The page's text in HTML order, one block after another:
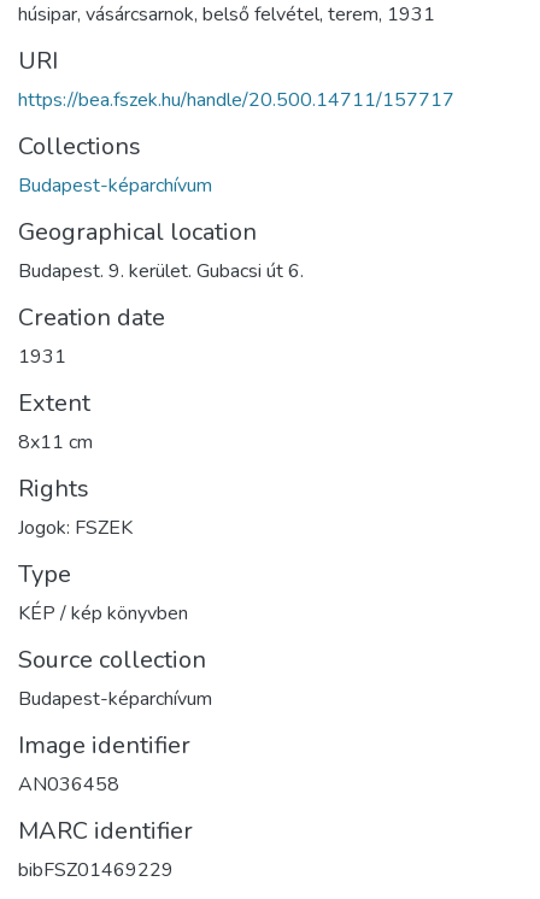
húsipar, vásárcsarnok, belső felvétel, terem, 1931
URI
https://bea.fszek.hu/handle/20.500.14711/157717
Collections
Budapest-képarchívum
Geographical location
Budapest. 9. kerület. Gubacsi út 6.
Creation date
1931
Extent
8x11 cm
Rights
Jogok: FSZEK
Type
KÉP / kép könyvben
Source collection
Budapest-képarchívum
Image identifier
AN036458
MARC identifier
bibFSZ01469229